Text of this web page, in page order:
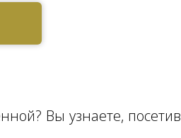
Вы узнаете, посетив